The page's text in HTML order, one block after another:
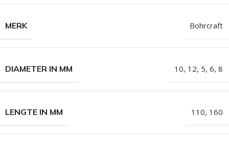
MERK Bohrcraft
DIAMETER IN MM 10, 12, 5, 6, 8
LENGTE IN MM 110, 160